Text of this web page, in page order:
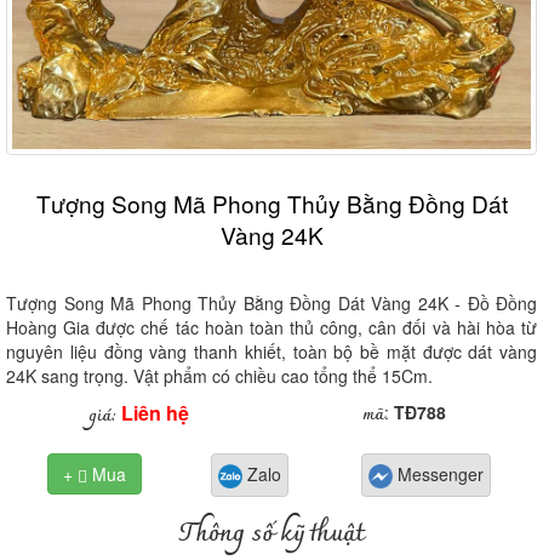
Tượng Song Mã Phong Thủy Bằng Đồng Dát
Vàng 24K
Tượng Song Mã Phong Thủy Bằng Đồng Dát Vàng 24K - Đồ Đồng
Hoàng Gia được chế tác hoàn toàn thủ công, cân đối và hài hòa từ
nguyên liệu đồng vàng thanh khiết, toàn bộ bề mặt được dát vàng
24K sang trọng. Vật phẩm có chiều cao tổng thể 15Cm.
giá: Liên hệ mã: TĐ788
+  Mua Zalo Messenger
Thông số kỹ thuật